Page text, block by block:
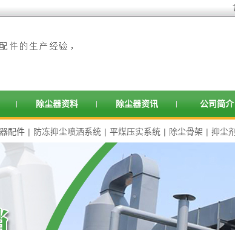
除尘器资料 除尘器资讯 公司简介
配件 | 防冻抑尘喷洒系统 | 平煤压实系统 | 除尘骨架 | 抑尘